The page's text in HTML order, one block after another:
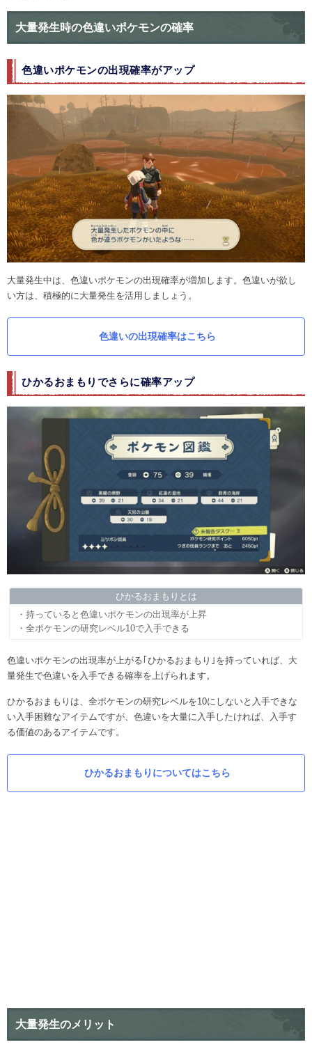
大量発生時の色違いポケモンの確率
色違いポケモンの出現確率がアップ
大量発生中は、色違いポケモンの出現確率が増加します。色違いが欲し
い方は、積極的に大量発生を活用しましょう。
色違いの出現確率はこちら
ひかるおまもりでさらに確率アップ
ひかるおまもりとは
・持っていると色違いポケモンの出現率が上昇
・全ポケモンの研究レベル10で入手できる
色違いポケモンの出現率が上がる｢ひかるおまもり｣を持っていれば、大
量発生で色違いを入手できる確率を上げられます。
ひかるおまもりは、全ポケモンの研究レベルを10にしないと入手できな
い入手困難なアイテムですが、色違いを大量に入手したければ、入手す
る価値のあるアイテムです。
ひかるおまもりについてはこちら
大量発生のメリット